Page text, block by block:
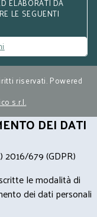
LE SEGUENTI
riservati. Powered
s.r.l.
DEI DATI
2016/679 (GDPR)
le modalità di
dei dati personali